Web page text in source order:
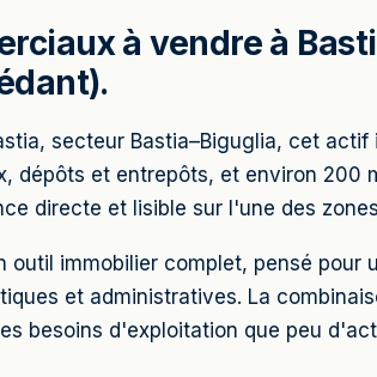
à vendre à
secteur Bastia–Biguglia, cet
dépôts et entrepôts, et environ 200
directe et lisible sur l'une des
outil immobilier complet, pensé
et administratives. La
besoins d'exploitation que peu